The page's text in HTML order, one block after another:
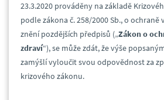
23.3.2020 prováděny na základě
podle zákona č. 258/2000 Sb., o ochraně
znění pozdějších předpisů („Zákon o
zdraví“), se může zdát, že výše
zamýšlí vyloučit svou odpovědnost za
krizového zákonu.